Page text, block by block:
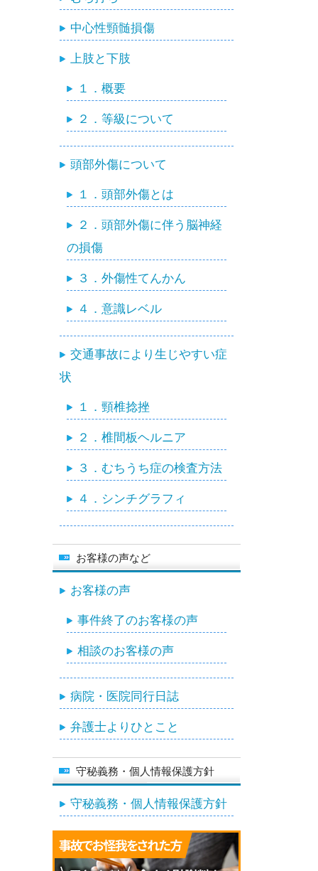
中心性頸髄損傷
上肢と下肢
１．概要
２．等級について
頭部外傷について
１．頭部外傷とは
２．頭部外傷に伴う脳神経
の損傷
３．外傷性てんかん
４．意識レベル
交通事故により生じやすい症
状
１．頸椎捻挫
２．椎間板ヘルニア
３．むちうち症の検査方法
４．シンチグラフィ
お客様の声など
お客様の声
事件終了のお客様の声
相談のお客様の声
病院・医院同行日誌
弁護士よりひとこと
守秘義務・個人情報保護方針
守秘義務・個人情報保護方針